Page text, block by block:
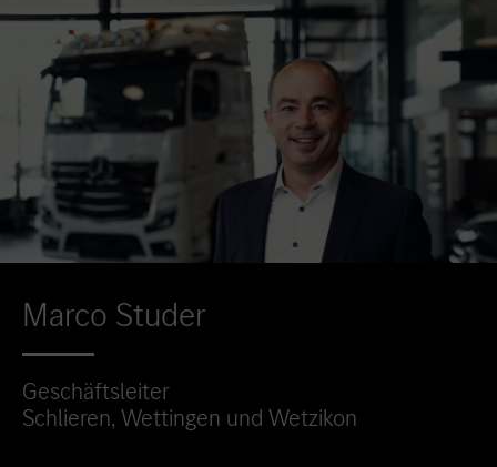
Marco Studer
Geschäftsleiter
Schlieren, Wettingen und Wetzikon